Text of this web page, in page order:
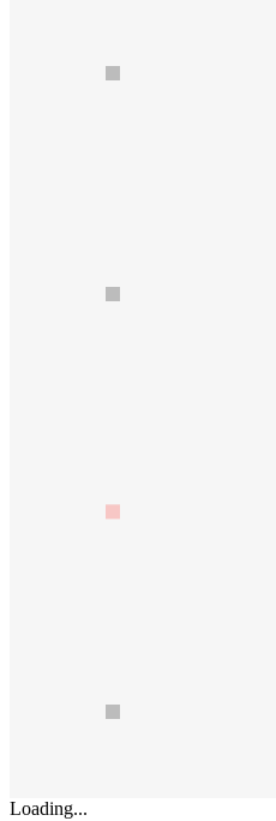
Loading...